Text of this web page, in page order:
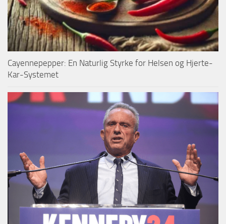
Cayennepepper: En Naturlig Styrke for Helsen og Hjerte-
Kar-Systemet